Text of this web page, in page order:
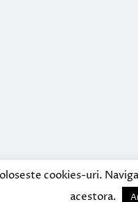
cookies-uri.
acestora.